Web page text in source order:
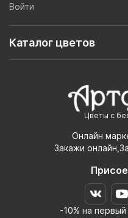
Цветы с
Онлайн
Закажи
-10% на
Войти
Каталог цветов